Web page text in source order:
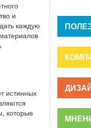
и
каждую
истинных
которые